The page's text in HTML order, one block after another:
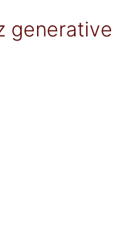
generative